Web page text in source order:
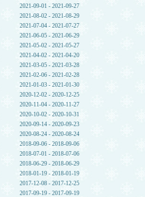
2021-09-01 - 2021-09-27
2021-08-02 - 2021-08-29
2021-07-04 - 2021-07-27
2021-06-05 - 2021-06-29
2021-05-02 - 2021-05-27
2021-04-02 - 2021-04-20
2021-03-05 - 2021-03-28
2021-02-06 - 2021-02-28
2021-01-03 - 2021-01-30
2020-12-02 - 2020-12-25
2020-11-04 - 2020-11-27
2020-10-02 - 2020-10-31
2020-09-14 - 2020-09-23
2020-08-24 - 2020-08-24
2018-09-06 - 2018-09-06
2018-07-01 - 2018-07-06
2018-06-29 - 2018-06-29
2018-01-19 - 2018-01-19
2017-12-08 - 2017-12-25
2017-09-19 - 2017-09-19